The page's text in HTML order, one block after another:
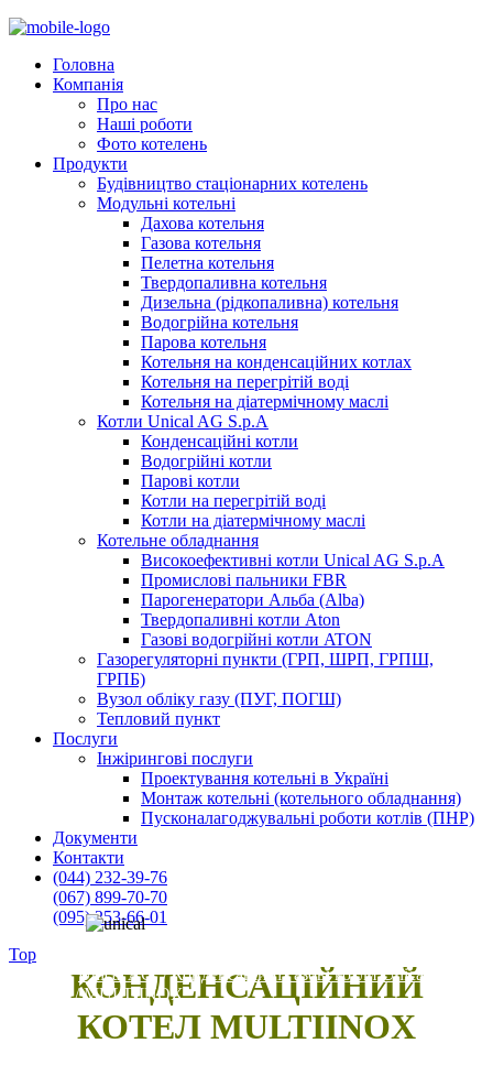
Головна
Компанія
Про нас
Наші роботи
Фото котелень
Продукти
Будівництво стаціонарних котелень
Модульні котельні
Дахова котельня
Газова котельня
Пелетна котельня
Твердопаливна котельня
Дизельна (рідкопаливна) котельня
Водогрійна котельня
Парова котельня
Котельня на конденсаційних котлах
Котельня на перегрітій воді
Котельня на діатермічному маслі
Котли Unical AG S.p.A
Конденсаційні котли
Водогрійні котли
Парові котли
Котли на перегрітій воді
Котли на діатермічному маслі
Котельне обладнання
Високоефективні котли Unical AG S.p.A
Промислові пальники FBR
Парогенератори Альба (Alba)
Твердопаливні котли Aton
Газові водогрійні котли ATON
Газорегуляторні пункти (ГРП, ШРП, ГРПШ,
ГРПБ)
Вузол обліку газу (ПУГ, ПОГШ)
Тепловий пункт
Послуги
Інжірингові послуги
Проектування котельні в Україні
Монтаж котельні (котельного обладнання)
Пусконалагоджувальні роботи котлів (ПНР)
Документи
Контакти
(044) 232-39-76
(067) 899-70-70
(095) 253-66-01
Top
/Unical AG /Конденсаційні газові котли Unical
/MULTIINOX
КОНДЕНСАЦІЙНИЙ
КОТЕЛ MULTІINOX